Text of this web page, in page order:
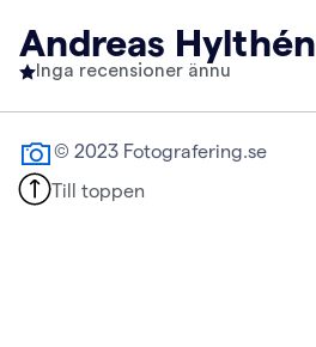
Andreas Hylthén
Inga recensioner ännu
© 2023 Fotografering.se
Till toppen